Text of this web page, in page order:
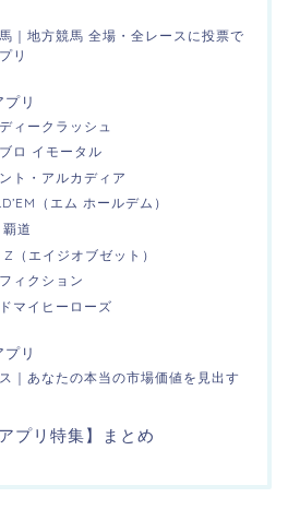
｜地方競馬 全場・全レースに投票で
リ
リ
ィークラッシュ
ロ イモータル
ト・アルカディア
（エム ホールデム）
道
（エイジオブゼット）
ィクション
マイヒーローズ
リ
｜あなたの本当の市場価値を見出す
プリ特集】まとめ